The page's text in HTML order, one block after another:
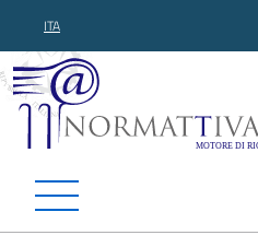
ITA
Normattiva